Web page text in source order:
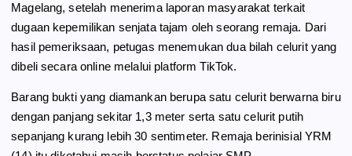
Magelang, setelah menerima laporan masyarakat terkait
dugaan kepemilikan senjata tajam oleh seorang remaja. Dari
hasil pemeriksaan, petugas menemukan dua bilah celurit yang
dibeli secara online melalui platform TikTok.
Barang bukti yang diamankan berupa satu celurit berwarna biru
dengan panjang sekitar 1,3 meter serta satu celurit putih
sepanjang kurang lebih 30 sentimeter. Remaja berinisial YRM